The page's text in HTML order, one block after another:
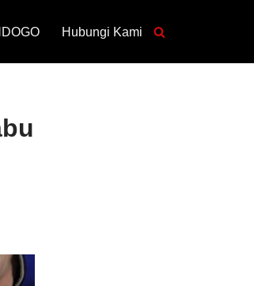
Hubungi Kami